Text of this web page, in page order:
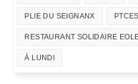
PLIE DU SEIGNANX
RESTAURANT SOLIDAIRE
À LUNDI